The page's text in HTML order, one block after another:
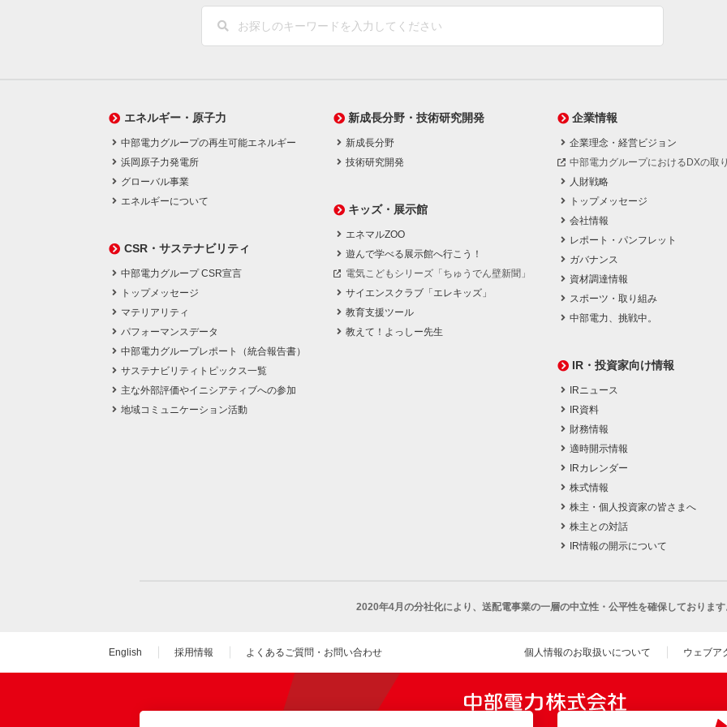
エネルギー・原子力
中部電力グループの再生可能エネルギー
浜岡原子力発電所
グローバル事業
エネルギーについて
CSR・サステナビリティ
中部電力グループ CSR宣言
トップメッセージ
マテリアリティ
パフォーマンスデータ
中部電力グループレポート（統合報告書）
サステナビリティトピックス一覧
主な外部評価やイニシアティブへの参加
地域コミュニケーション活動
新成長分野・技術研究開発
新成長分野
技術研究開発
キッズ・展示館
エネマルZOO
遊んで学べる展示館へ行こう！
電気こどもシリーズ「ちゅうでん壁新聞」
サイエンスクラブ「エレキッズ」
教育支援ツール
教えて！よっしー先生
企業情報
企業理念・経営ビジョン
中部電力グループにおけるDXの取
人財戦略
トップメッセージ
会社情報
レポート・パンフレット
ガバナンス
資材調達情報
スポーツ・取り組み
中部電力、挑戦中。
IR・投資家向け情報
IRニュース
IR資料
財務情報
適時開示情報
IRカレンダー
株式情報
株主・個人投資家の皆さまへ
株主との対話
IR情報の開示について
2020年4月の分社化により、 送配電事業の一層の中立性・公平性を確保しております
English 採用情報 よくあるご質問・お問い合わせ 個人情報のお取扱いについて ウェブア